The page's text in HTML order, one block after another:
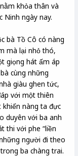
khỏa thân và
Ninh ngày nay.
bà Tồ Cô có nàng
mà lại nhỏ thó,
giọng hát ấm áp
cùng những
giàu ghen tức,
với một thiên
nàng ta đực
duyên với ba anh
thi với phe “liền
người đi theo
ba chàng trai.